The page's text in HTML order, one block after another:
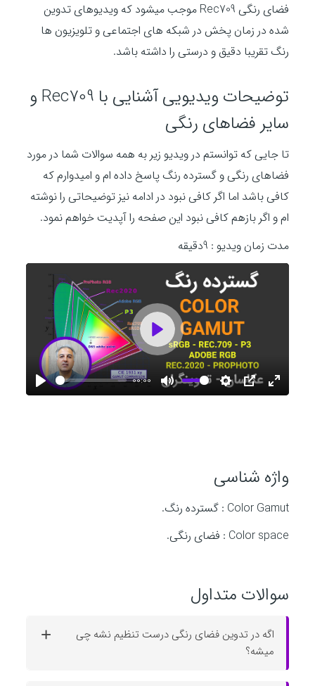
فضای رنگی Rec709 موجب میشود که ویدیوهای تدوین
شده در زمان پخش در شبکه های اجتماعی و تلویزیون ها
رنگ تقریبا دقیق و درستی را داشته باشد.
توضیحات ویدیویی آشنایی با Rec709 و
سایر فضاهای رنگی
تا جایی که توانستم در ویدیو زیر به همه سوالات شما در مورد
فضاهای رنگی و گسترده رنگ پاسخ داده ام و امیدوارم که
کافی باشد اما اگر کافی نبود در ادامه نیز توضیحاتی را نوشته
ام و اگر بازهم کافی نبود این صفحه را آپدیت خواهم نمود.
مدت زمان ویدیو : 9دقیقه
P
00:00
M
S
g
s
P
E
r
f
u
l
r
P
l
واژه شناسی
Color Gamut : گسترده رنگ.
Color space : فضای رنگی.
سوالات متداول
اگه در تدوین فضای رنگی درست تنظیم نشه چی
میشه؟